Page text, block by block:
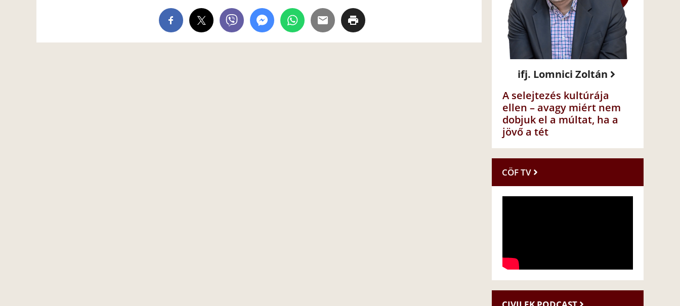
ifj. Lomnici Zoltán
A selejtezés kultúrája
ellen – avagy miért nem
dobjuk el a múltat, ha a
jövő a tét
CÖF TV